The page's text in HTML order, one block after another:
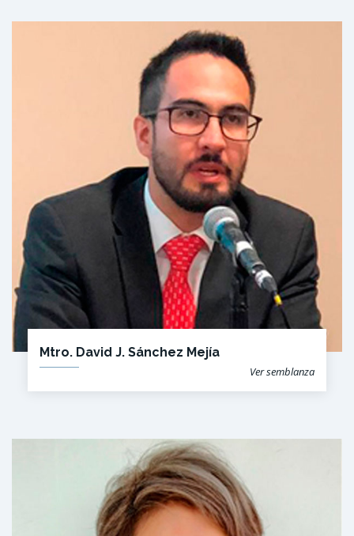
Mtro. David J. Sánchez Mejía
Ver semblanza